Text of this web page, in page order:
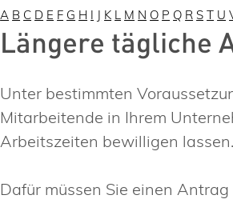
A B C D E F G H I J K L M N O P Q R S T U
Längere tägliche
Unter bestimmten
Mitarbeitende in Ihrem
Arbeitszeiten bewilligen lassen.
Dafür müssen Sie einen Antrag